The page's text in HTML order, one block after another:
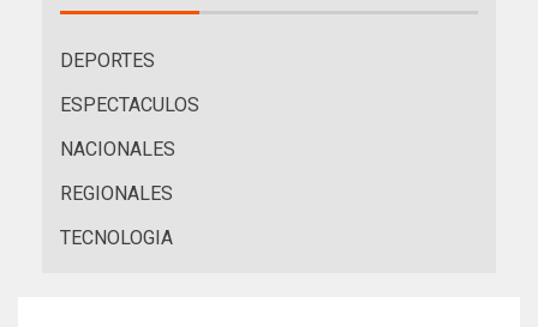
DEPORTES
ESPECTACULOS
NACIONALES
REGIONALES
TECNOLOGIA